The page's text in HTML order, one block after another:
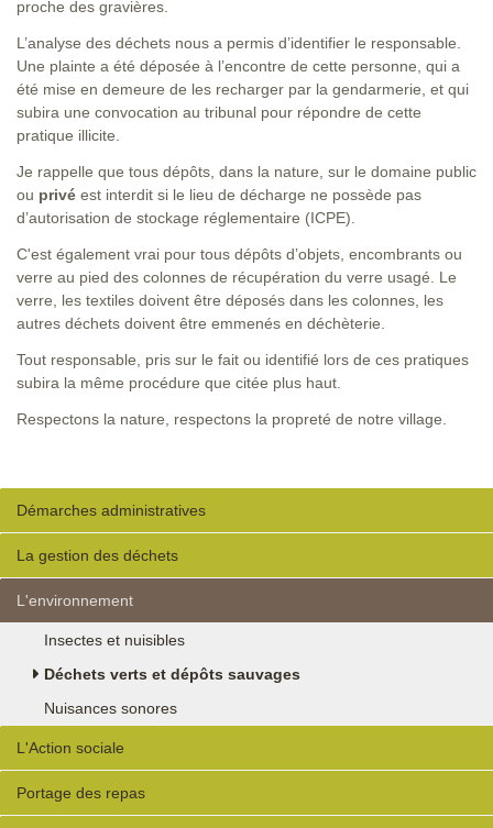
proche des gravières.
L’analyse des déchets nous a permis d’identifier le responsable.
Une plainte a été déposée à l’encontre de cette personne, qui a
été mise en demeure de les recharger par la gendarmerie, et qui
subira une convocation au tribunal pour répondre de cette
pratique illicite.
Je rappelle que tous dépôts, dans la nature, sur le domaine public
ou privé est interdit si le lieu de décharge ne possède pas
d’autorisation de stockage réglementaire (ICPE).
C'est également vrai pour tous dépôts d’objets, encombrants ou
verre au pied des colonnes de récupération du verre usagé. Le
verre, les textiles doivent être déposés dans les colonnes, les
autres déchets doivent être emmenés en déchèterie.
Tout responsable, pris sur le fait ou identifié lors de ces pratiques
subira la même procédure que citée plus haut.
Respectons la nature, respectons la propreté de notre village.
Démarches administratives
La gestion des déchets
L'environnement
Insectes et nuisibles
Déchets verts et dépôts sauvages
Nuisances sonores
L'Action sociale
Portage des repas